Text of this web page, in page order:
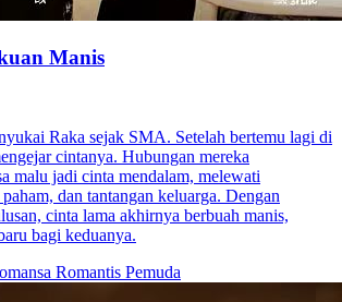
Manis
Raka sejak SMA. Setelah bertemu lagi di
cintanya. Hubungan mereka
malu jadi cinta mendalam, melewati
dan tantangan keluarga. Dengan
cinta lama akhirnya berbuah manis,
bagi keduanya.
Romantis Pemuda